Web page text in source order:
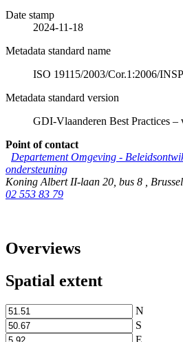
Date stamp
2024-11-18
Metadata standard name
ISO 19115/2003/Cor.1:2006/
Metadata standard version
GDI-Vlaanderen Best Practices –
Point of contact
Departement Omgeving -
ondersteuning
Koning Albert II-laan 20, bus 8
Brussel
02 553 83 79
Overviews
Spatial extent
N
S
E